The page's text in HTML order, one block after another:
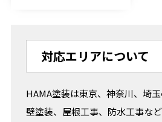
対応エリアについて
HAMA塗装は東京、神奈川、埼
壁塗装、屋根工事、防水工事な